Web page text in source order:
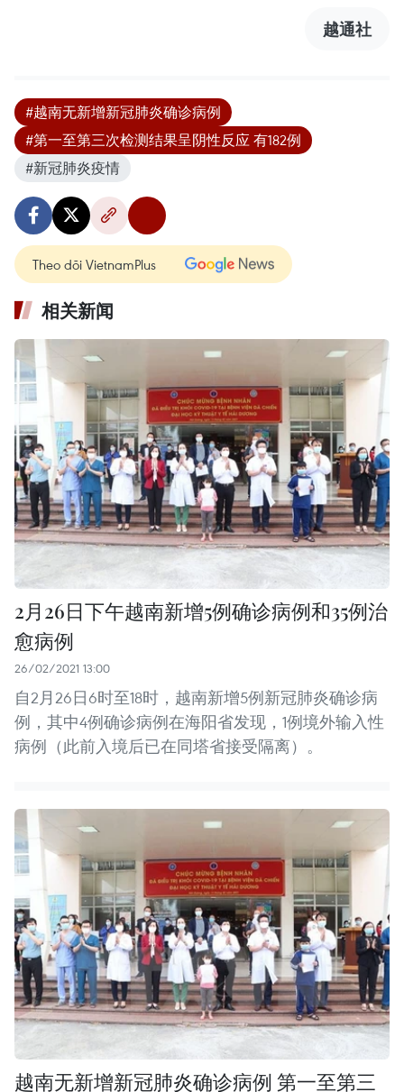
越通社
#越南无新增新冠肺炎确诊病例
#第一至第三次检测结果呈阴性反应 有182例
#新冠肺炎疫情
Theo dõi VietnamPlus
相关新闻
2月26日下午越南新增5例确诊病例和35例治
愈病例
26/02/2021 13:00
自2月26日6时至18时，越南新增5例新冠肺炎确诊病
例，其中4例确诊病例在海阳省发现，1例境外输入性
病例（此前入境后已在同塔省接受隔离）。
越南无新增新冠肺炎确诊病例 第一至第三